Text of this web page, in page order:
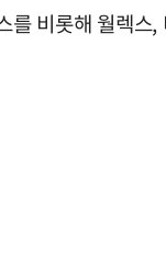
비롯해 월렉